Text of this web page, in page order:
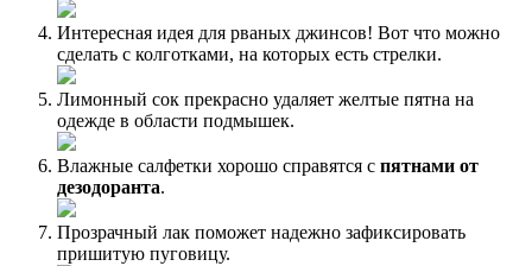
Интересная идея для рваных джинсов! Вот что можно
сделать с колготками, на которых есть стрелки.
Лимонный сок прекрасно удаляет желтые пятна на
одежде в области подмышек.
Влажные салфетки хорошо справятся с пятнами от
дезодоранта.
Прозрачный лак поможет надежно зафиксировать
пришитую пуговицу.